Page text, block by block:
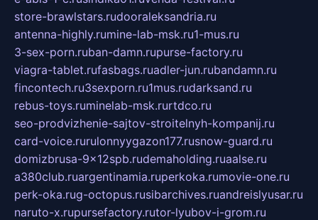
store-brawlstars.rudooraleksandria.ru
antenna-highly.rumine-lab-msk.ru1-mus.ru
3-sex-porn.ruban-damn.rupurse-factory.ru
viagra-tablet.rufasbags.ruadler-jun.rubandamn.ru
fincontech.ru3sexporn.ru1mus.rudarksand.ru
rebus-toys.ruminelab-msk.rurtdco.ru
seo-prodvizhenie-sajtov-stroitelnyh-kompanij.ru
card-voice.rurulonnyygazon177.rusnow-guard.ru
domizbrusa-9x12spb.rudemaholding.ruaalse.ru
a380club.ruargentinamia.ruperkoka.rumovie-one.ru
perk-oka.rug-octopus.rusibarchives.ruandreislyusar.ru
naruto-x.rupursefactory.rutor-lyubov-i-grom.ru